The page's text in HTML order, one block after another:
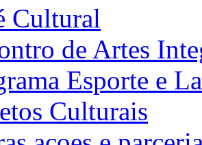
Cultural
de Artes
Esporte e
Culturais